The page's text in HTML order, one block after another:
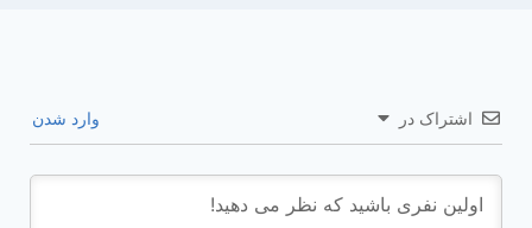
اشتراک در وارد شدن